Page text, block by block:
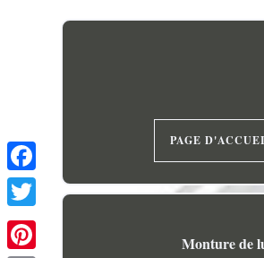
PAGE
Monture de